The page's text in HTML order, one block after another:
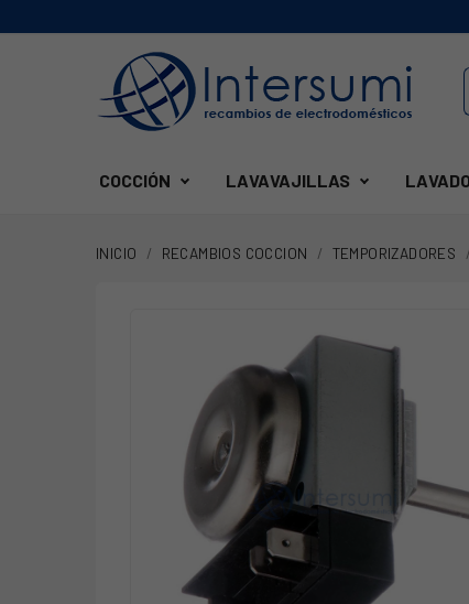
COCCIÓN LAVAVAJILLAS
INICIO RECAMBIOS COCCION TEMPORIZADORES